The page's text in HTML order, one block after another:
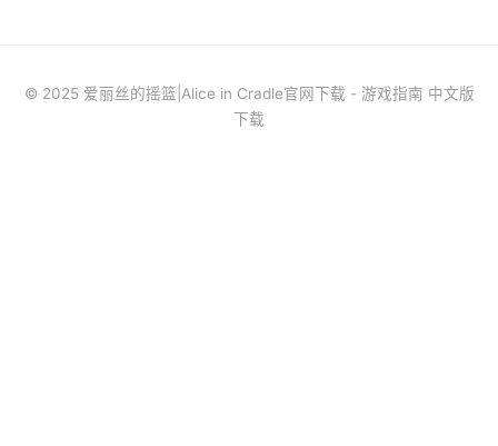
© 2025 爱丽丝的摇篮|Alice in Cradle官网下载 - 游戏指南 中文版
下载